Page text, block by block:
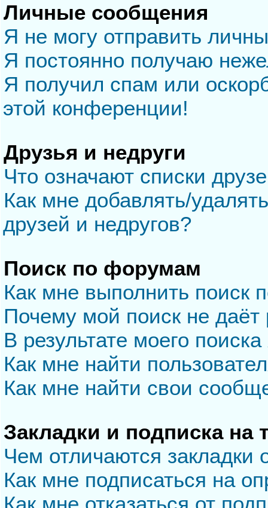
Личные сообщения
Я не могу отправить
Я постоянно получаю
Я получил спам или
этой конференции!
Друзья и недруги
Что означают списки
Как мне добавлять/
друзей и недругов?
Поиск по форумам
Как мне выполнить
Почему мой поиск не даёт
В результате моего
Как мне найти
Как мне найти свои
Закладки и подписка на
Чем отличаются закладки
Как мне подписаться на